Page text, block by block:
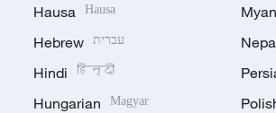
Hausa Hausa
Hebrew עברית
Hindi हिन्दी
Hungarian Magyar